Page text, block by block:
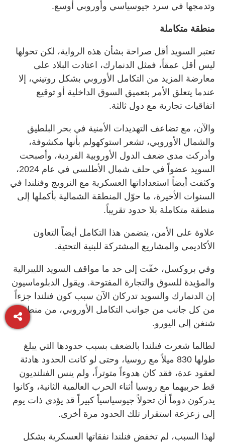
وتدمجها في سرد جيوسياسي وأوروبي أوسع.
منطقة متكاملة
تعتبر السويد أقل صراحة بشأن هذه الرواية، لكن تحولها
ليس أقل عمقاً، فمثل الدنمارك، اعتادت البلاد على
معارضة المزيد من التكامل الأوروبي بشكل روتيني، إلا
عندما يتعلق الأمر بتعميق السوق الداخلية أو توقيع
اتفاقيات تجارية مع دول ثالثة.
والآن، مع تضاعف التهديدات الأمنية في بحر البلطيق
والشمال الأوروبي، تشعر استوكهولم بأنها مكشوفة،
وأدركت مدى ضعف الدول الأوروبية الفردية، وأصبحت
السويد عضواً في حلف شمال الأطلسي في عام 2024،
وكثفت أيضاً استعداداتها العسكرية مع النرويج وفنلندا في
السنوات الأخيرة، ما حوّل المنطقة الشمالية بأكملها إلى
منطقة متكاملة بلا حدود تقريباً.
علاوة على الأمن، يتضمن هذا التكامل أيضاً التعاون
الأكاديمي والمشاريع المشتركة للبنية التحتية.
وفي بروكسل، خفّت إلى حد ما مواقف السويد الليبرالية
والمؤيدة للسوق والتجارة المفتوحة. ويقول الدبلوماسيون
إن الدنمارك والسويد تدركان الآن سبب كون فنلندا جزءاً
من كل جانب من جوانب التكامل الأوروبي، من منطقة
شنغن إلى اليورو.
لطالما شعرت فنلندا بالضعف بسبب حدودها التي يبلغ
طولها 830 ميلاً مع روسيا، وحتى لو كانت الحدود هادئة
لعقود عدة، فقد كان هدوءاً متوتراً، ولم ينس الفنلنديون
قط حربيهما مع روسيا أثناء الحرب العالمية الثانية، وكانوا
يدركون دوماً أن تحولاً جيوسياسياً كبيراً قد يؤدي ذات يوم
إلى زعزعة استقرار تلك الحدود مرة أخرى.
لهذا السبب، لم تخفض فنلندا نفقاتها العسكرية بشكل